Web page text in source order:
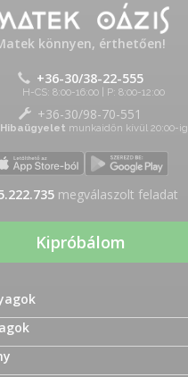
könnyen, érthetően!
+36-30/38-22-555
H-CS: 8:00-16:00 | P: 8:00-12:00
+36-30/98-70-551
Hibaügyelet munkaidőn kívül 20:00-ig
megválaszolt feladat
Kipróbálom